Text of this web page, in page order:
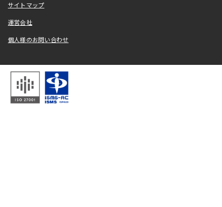
サイトマップ
運営会社
個人様のお問い合わせ